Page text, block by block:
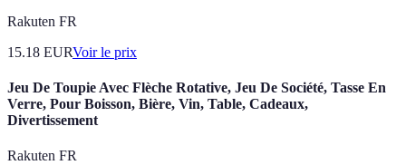
Rakuten FR
15.18 EURVoir le prix
Jeu De Toupie Avec Flèche Rotative, Jeu De Société, Tasse En
Verre, Pour Boisson, Bière, Vin, Table, Cadeaux,
Divertissement
Rakuten FR